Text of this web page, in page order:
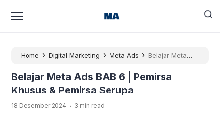
Home › Digital Marketing › Meta Ads › Belajar Meta
Belajar Meta Ads BAB 6 | Pemirsa
Khusus & Pemirsa Serupa
18 Desember 2024 . 3 min read